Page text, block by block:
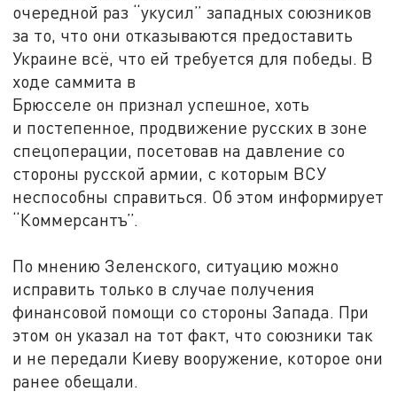
очередной раз “укусил” западных союзников
за то, что они отказываются предоставить
Украине всё, что ей требуется для победы. В
ходе саммита в
Брюсселе он признал успешное, хоть
и постепенное, продвижение русских в зоне
спецоперации, посетовав на давление со
стороны русской армии, с которым ВСУ
неспособны справиться. Об этом информирует
“Коммерсантъ”.
По мнению Зеленского, ситуацию можно
исправить только в случае получения
финансовой помощи со стороны Запада. При
этом он указал на тот факт, что союзники так
и не передали Киеву вооружение, которое они
ранее обещали.